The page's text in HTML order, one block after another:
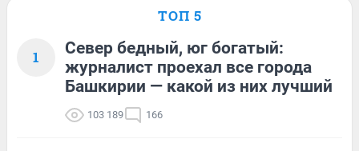
ТОП 5
1
Север бедный, юг богатый:
журналист проехал все города
Башкирии — какой из них лучший
103 189 166